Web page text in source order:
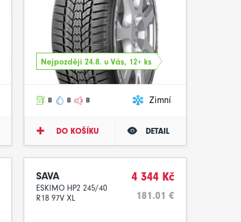
Nejpozději 24.8. u Vás, 12+ ks
B B B Zimní
DO KOŠÍKU DETAIL
SAVA
ESKIMO HP2 245/40
R18 97V XL
4 344 Kč
181.01 €